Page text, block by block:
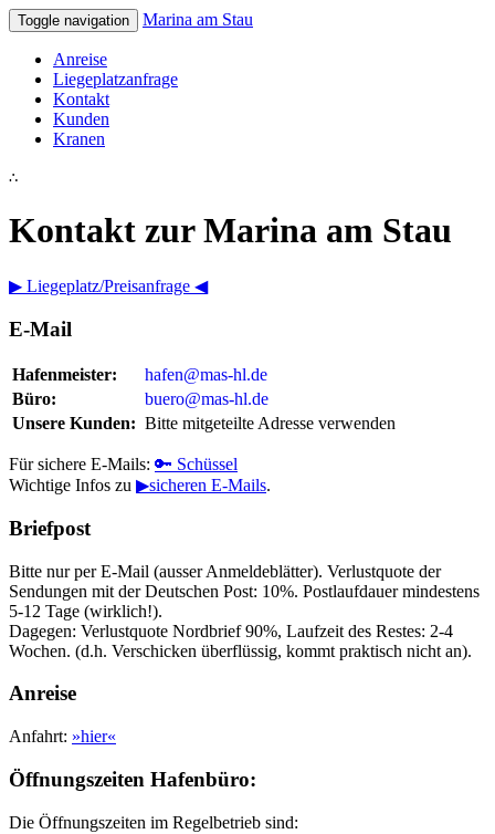
Toggle navigation Marina am Stau
Anreise
Liegeplatzanfrage
Kontakt
Kunden
Kranen
∴
Kontakt zur Marina am Stau
▶ Liegeplatz/Preisanfrage ◀
E-Mail
Hafenmeister:
hafen@mas-hl.de
Büro:
buero@mas-hl.de
Unsere Kunden: Bitte mitgeteilte Adresse verwenden
Für sichere E-Mails: 🔑 Schüssel
Wichtige Infos zu ▶sicheren E-Mails.
Briefpost
Bitte nur per E-Mail (ausser Anmeldeblätter). Verlustquote der
Sendungen mit der Deutschen Post: 10%. Postlaufdauer mindestens
5-12 Tage (wirklich!).
Dagegen: Verlustquote Nordbrief 90%, Laufzeit des Restes: 2-4
Wochen. (d.h. Verschicken überflüssig, kommt praktisch nicht an).
Anreise
Anfahrt: »hier«
Öffnungszeiten Hafenbüro:
Die Öffnungszeiten im Regelbetrieb sind: